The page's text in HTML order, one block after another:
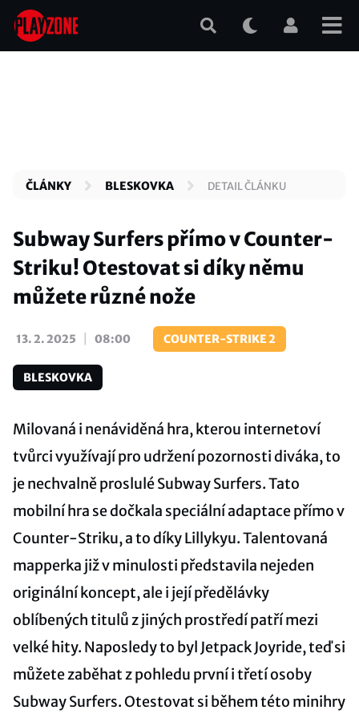
Přejít
hlavnímu
ČLÁNKY BLESKOVKA DETAIL ČLÁNKU
Subway Surfers přímo v Counter-
Striku! Otestovat si díky němu
můžete různé nože
13. 2. 2025 08:00 COUNTER-STRIKE 2
BLESKOVKA
Milovaná i nenáviděná hra, kterou internetoví
tvůrci využívají pro udržení pozornosti diváka, to
je nechvalně proslulé Subway Surfers. Tato
mobilní hra se dočkala speciální adaptace přímo v
Counter-Striku, a to díky Lillykyu. Talentovaná
mapperka již v minulosti představila nejeden
originální koncept, ale i její předělávky
oblíbených titulů z jiných prostředí patří mezi
velké hity. Naposledy to byl Jetpack Joyride, teď si
můžete zaběhat z pohledu první i třetí osoby
Subway Surfers. Otestovat si během této minihry